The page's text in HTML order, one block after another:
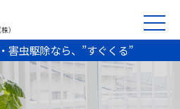
害虫駆除なら、”すぐくる”
）